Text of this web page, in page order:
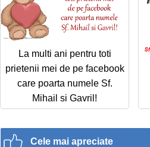
La multi ani pentru toti
prietenii mei de pe facebook
care poarta numele Sf.
Mihail si Gavril!
Cele mai apreciate